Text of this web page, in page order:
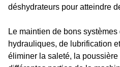
déshydrateurs pour atteindre
Le maintien de bons
hydrauliques, de lubrification
éliminer la saleté, la